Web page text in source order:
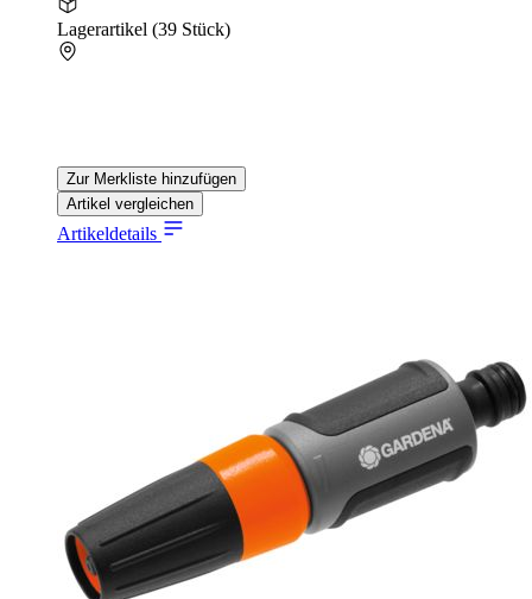
Lagerartikel (39 Stück)
Zur Merkliste hinzufügen
Artikel vergleichen
Artikeldetails